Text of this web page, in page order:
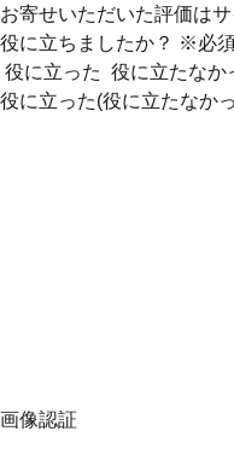
お寄せいただいた評価は
役に立ちましたか？ ※必
役に立った 役に立たなか
役に立った(役に立たなか
画像認証